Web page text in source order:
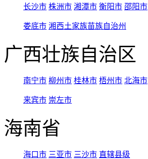
长沙市 株洲市 湘潭市 衡阳市 邵阳市
娄底市 湘西土家族苗族自治州
广西壮族自治区
南宁市 柳州市 桂林市 梧州市 北海市
来宾市 崇左市
海南省
海口市 三亚市 三沙市 直辖县级